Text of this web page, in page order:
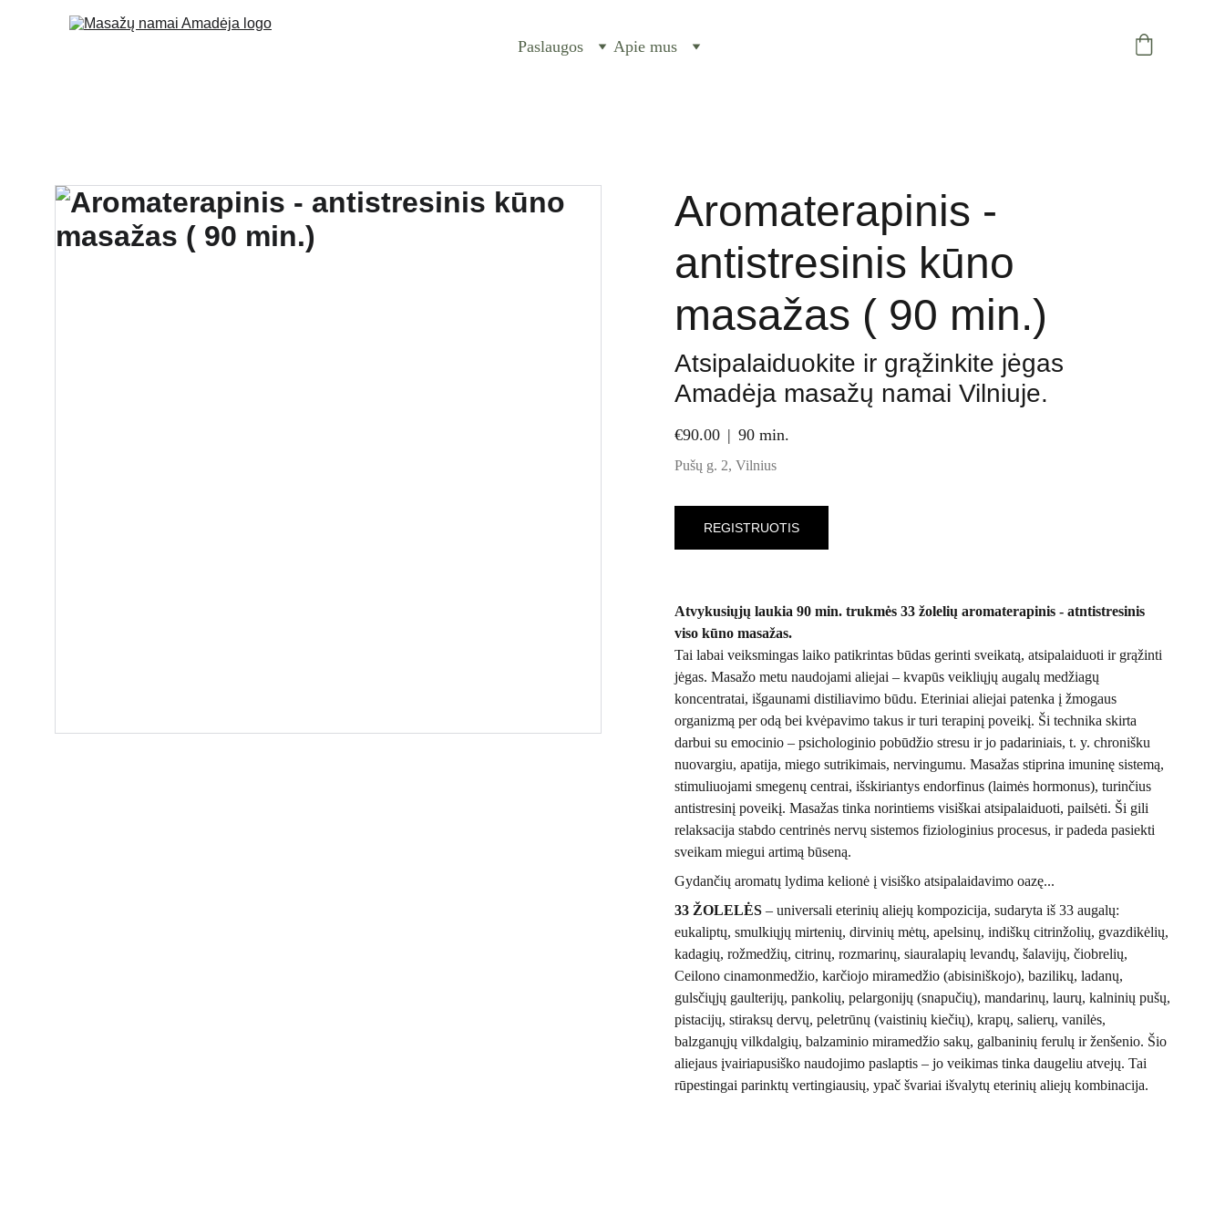
Paslaugos Apie mus
Aromaterapinis -
antistresinis kūno
masažas ( 90 min.)
Atsipalaiduokite ir grąžinkite jėgas
Amadėja masažų namai Vilniuje.
€90.00 90 min.
Pušų g. 2, Vilnius
REGISTRUOTIS
Atvykusiųjų laukia 90 min. trukmės 33 žolelių aromaterapinis - atntistresinis
viso kūno masažas.
Tai labai veiksmingas laiko patikrintas būdas gerinti sveikatą, atsipalaiduoti ir grąžinti
jėgas. Masažo metu naudojami aliejai – kvapūs veikliųjų augalų medžiagų
koncentratai, išgaunami distiliavimo būdu. Eteriniai aliejai patenka į žmogaus
organizmą per odą bei kvėpavimo takus ir turi terapinį poveikį. Ši technika skirta
darbui su emocinio – psichologinio pobūdžio stresu ir jo padariniais, t. y. chronišku
nuovargiu, apatija, miego sutrikimais, nervingumu. Masažas stiprina imuninę sistemą,
stimuliuojami smegenų centrai, išskiriantys endorfinus (laimės hormonus), turinčius
antistresinį poveikį. Masažas tinka norintiems visiškai atsipalaiduoti, pailsėti. Ši gili
relaksacija stabdo centrinės nervų sistemos fiziologinius procesus, ir padeda pasiekti
sveikam miegui artimą būseną.
Gydančių aromatų lydima kelionė į visiško atsipalaidavimo oazę...
33 ŽOLELĖS – universali eterinių aliejų kompozicija, sudaryta iš 33 augalų:
eukaliptų, smulkiųjų mirtenių, dirvinių mėtų, apelsinų, indiškų citrinžolių, gvazdikėlių,
kadagių, rožmedžių, citrinų, rozmarinų, siauralapių levandų, šalavijų, čiobrelių,
Ceilono cinamonmedžio, karčiojo miramedžio (abisiniškojo), bazilikų, ladanų,
gulsčiųjų gaulterijų, pankolių, pelargonijų (snapučių), mandarinų, laurų, kalninių pušų,
pistacijų, stiraksų dervų, peletrūnų (vaistinių kiečių), krapų, salierų, vanilės,
balzganųjų vilkdalgių, balzaminio miramedžio sakų, galbaninių ferulų ir ženšenio. Šio
aliejaus įvairiapusiško naudojimo paslaptis – jo veikimas tinka daugeliu atvejų. Tai
rūpestingai parinktų vertingiausių, ypač švariai išvalytų eterinių aliejų kombinacija.